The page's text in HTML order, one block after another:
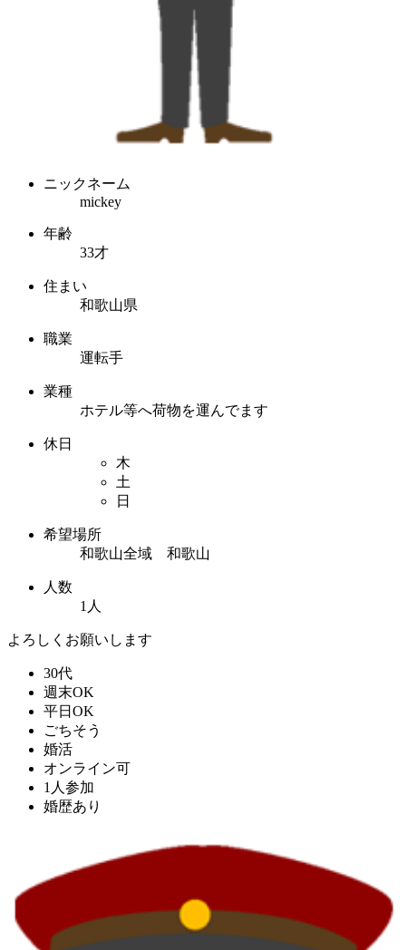
ニックネーム
mickey
年齢
33才
住まい
和歌山県
職業
運転手
業種
ホテル等へ荷物を運んでます
休日
木
土
日
希望場所
和歌山全域 和歌山
人数
1人
よろしくお願いします
30代
週末OK
平日OK
ごちそう
婚活
オンライン可
1人参加
婚歴あり